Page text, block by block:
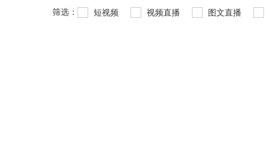
筛选： 短视频 视频直播 图文直播